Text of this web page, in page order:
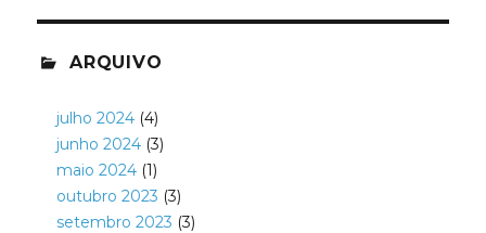
ARQUIVO
julho 2024(4)
junho 2024(3)
maio 2024(1)
outubro 2023 (3)
setembro 2023 (3)